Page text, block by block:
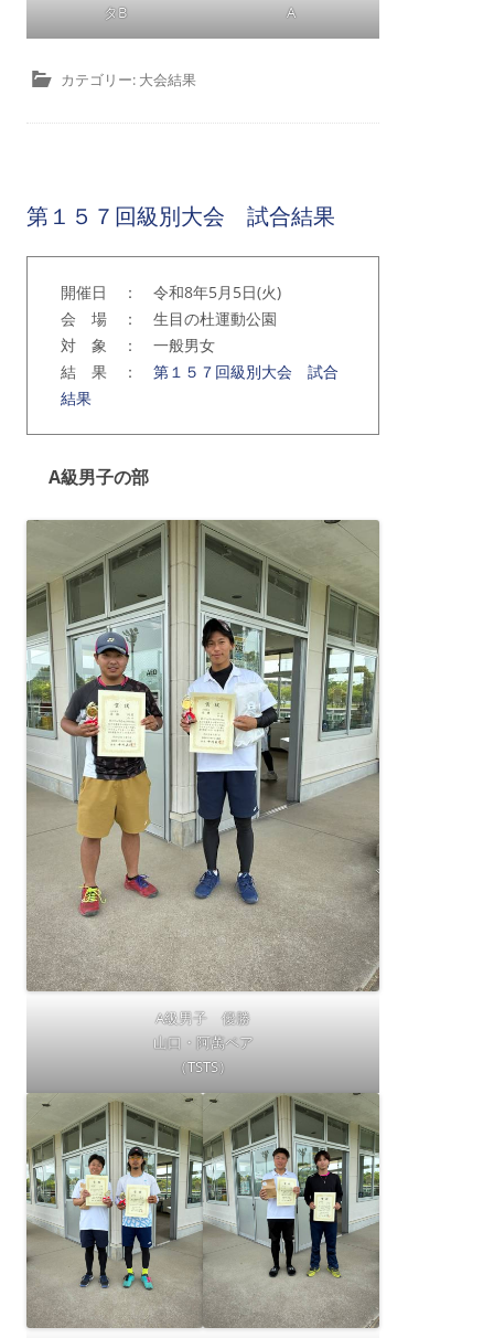
タB
A
カテゴリー: 大会結果
第１５７回級別大会 試合結果
開催日 ： 令和8年5月5日(火)
会 場 ： 生目の杜運動公園
対 象 ： 一般男女
結 果 ： 第１５７回級別大会 試合
結果
A級男子の部
A級男子 優勝
山口・阿萬ペア
（TSTS）